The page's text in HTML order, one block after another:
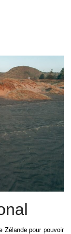
Zélande pour pouvoir